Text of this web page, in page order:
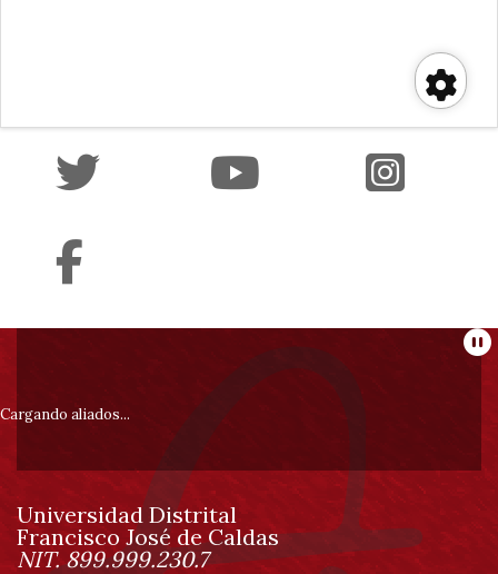
Información
pie
de
página
Cargando aliados...
Información
Universidad Distrital
Francisco José de Caldas
NIT. 899.999.230.7